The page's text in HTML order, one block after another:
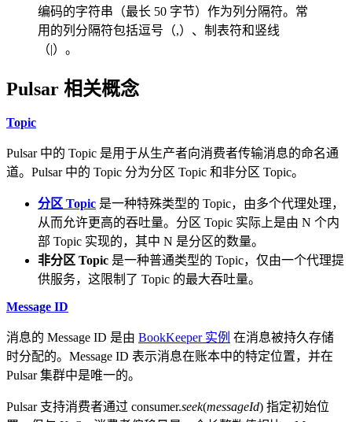
编码的字符串（最长 50 字节）作为列分隔符。常
用的列分隔符包括逗号（,）、制表符和竖线
（|）。
Pulsar 相关概念
Topic
Pulsar 中的 Topic 是用于从生产者向消费者传输消息的命名通
道。Pulsar 中的 Topic 分为分区 Topic 和非分区 Topic。
分区 Topic 是一种特殊类型的 Topic，由多个代理处理，
从而允许更高的吞吐量。分区 Topic 实际上是由 N 个内
部 Topic 实现的，其中 N 是分区的数量。
非分区 Topic 是一种普通类型的 Topic，仅由一个代理提
供服务，这限制了 Topic 的最大吞吐量。
Message ID
消息的 Message ID 是由 BookKeeper 实例 在消息被持久存储
时分配的。Message ID 表示消息在账本中的特定位置，并在
Pulsar 集群中是唯一的。
Pulsar 支持消费者通过 consumer.seek(messageId) 指定初始位